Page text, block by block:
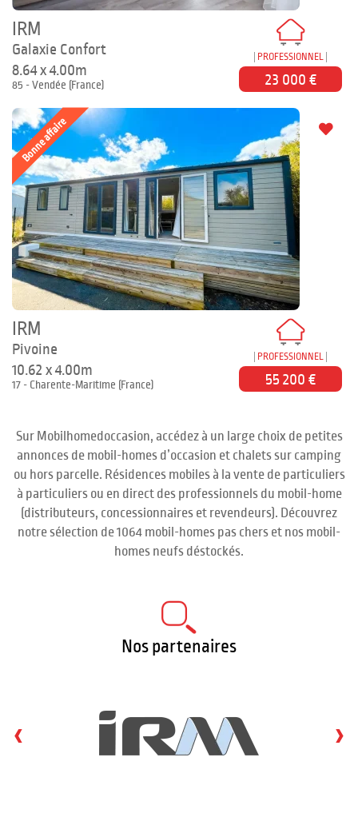
IRM
Galaxie Confort
8.64 x 4.00m
85 - Vendée (France)
PROFESSIONNEL
23 000 €
Bonne affaire
IRM
Pivoine
10.62 x 4.00m
17 - Charente-Maritime (France)
PROFESSIONNEL
55 200 €
Sur Mobilhomedoccasion, accédez à un large choix de petites
annonces de mobil-homes d’occasion et chalets sur camping
ou hors parcelle. Résidences mobiles à la vente de particuliers
à particuliers ou en direct des professionnels du mobil-home
(distributeurs, concessionnaires et revendeurs). Découvrez
notre sélection de 1064 mobil-homes pas chers et nos mobil-
homes neufs déstockés.
Nos partenaires
‹ ›